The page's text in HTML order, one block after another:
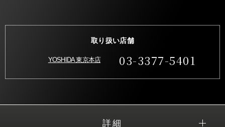
取り扱い店舗
YOSHIDA 東京本店 03-3377-5401
詳細